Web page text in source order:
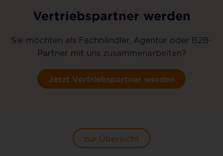
Vertriebspartner werden
Sie möchten als Fachhändler, Agentur oder B2B-
Partner mit uns zusammenarbeiten?
Jetzt Vertriebspartner werden
zur Übersicht